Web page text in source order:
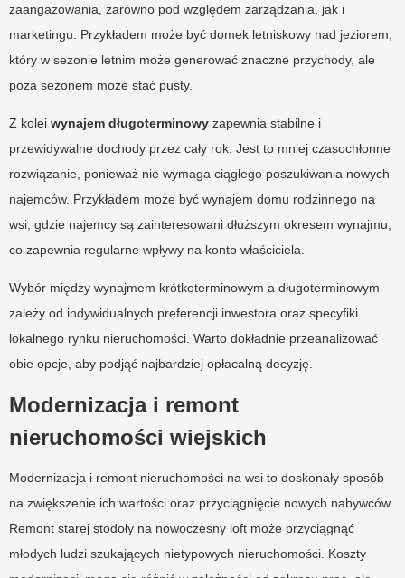
zaangażowania, zarówno pod względem zarządzania, jak i
marketingu. Przykładem może być domek letniskowy nad jeziorem,
który w sezonie letnim może generować znaczne przychody, ale
poza sezonem może stać pusty.
Z kolei wynajem długoterminowy zapewnia stabilne i
przewidywalne dochody przez cały rok. Jest to mniej czasochłonne
rozwiązanie, ponieważ nie wymaga ciągłego poszukiwania nowych
najemców. Przykładem może być wynajem domu rodzinnego na
wsi, gdzie najemcy są zainteresowani dłuższym okresem wynajmu,
co zapewnia regularne wpływy na konto właściciela.
Wybór między wynajmem krótkoterminowym a długoterminowym
zależy od indywidualnych preferencji inwestora oraz specyfiki
lokalnego rynku nieruchomości. Warto dokładnie przeanalizować
obie opcje, aby podjąć najbardziej opłacalną decyzję.
Modernizacja i remont
nieruchomości wiejskich
Modernizacja i remont nieruchomości na wsi to doskonały sposób
na zwiększenie ich wartości oraz przyciągnięcie nowych nabywców.
Remont starej stodoły na nowoczesny loft może przyciągnąć
młodych ludzi szukających nietypowych nieruchomości. Koszty